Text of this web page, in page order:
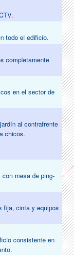
todo el edificio.
completamente
en el sector de
al contrafrente
chicos.
mesa de ping-
fija, cinta y equipos
consistente en